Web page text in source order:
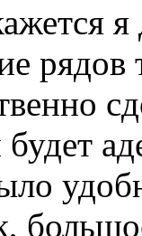
рядов
будет